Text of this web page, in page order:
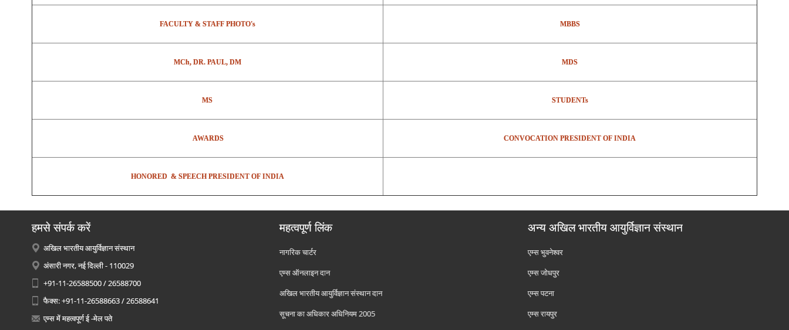
FACULTY & STAFF PHOTO's MBBS
MCh, DR. PAUL, DM MDS
MS STUDENTs
AWARDS CONVOCATION PRESIDENT OF INDIA
HONORED & SPEECH PRESIDENT OF INDIA
हमसे संपर्क करें
अखिल भारतीय आयुर्विज्ञान संस्थान
अंसारी नगर, नई दिल्ली - 110029
+91-11-26588500 / 26588700
फैक्स: +91-11-26588663 / 26588641
एम्स में महत्वपूर्ण ई -मेल पते
महत्वपूर्ण लिंक
नागरिक चार्टर
एम्स ऑनलाइन दान
अखिल भारतीय आयुर्विज्ञान संस्थान दान
सूचना का अधिकार अधिनियम 2005
अन्य अखिल भारतीय आयुर्विज्ञान संस्थान
एम्‍स भुवनेश्वर
एम्‍स जोधपुर
एम्‍स पटना
एम्‍स रायपुर